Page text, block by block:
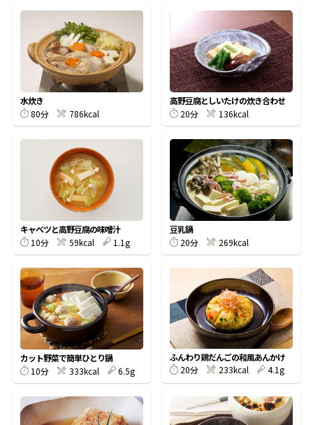
旨さ、別格。だし屋の鍋 韓福善シリーズ
サッと鍋® 楽チン鍋®
楽チン屋® ストレートつゆ
汁物レシピ
時短レシピ
おいしいレシピを商品から探す
かつお節レシピ
めんつゆレシピ
割烹白だしレシピ
レシピ特設サイト
割烹白だしレシピ特集
かつお節・だしをもっと知る
ヤマキ かつお節プラス®
かつお節・だしを楽しむ
だしコミュ
- 百年対話
- ヤマキ かつお節プラス®
採用情報
- ジョブリターン制
ヤマキお客様相談室
オンラインショップ
コミュニティサイト
Global
水炊き
80分
786kcal
高野豆腐としいたけの炊き合わせ
20分
136kcal
キャベツと高野豆腐の味噌汁
10分
59kcal 1.1g
豆乳鍋
20分
269kcal
カット野菜で簡単ひとり鍋
10分
333kcal 6.5g
ふんわり鶏だんごの和風あんかけ
20分
233kcal 4.1g